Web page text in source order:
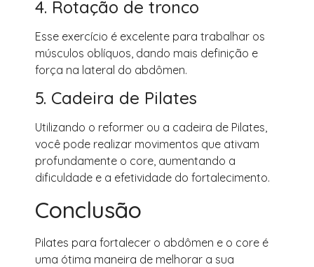
4. Rotação de tronco
Esse exercício é excelente para trabalhar os
músculos oblíquos, dando mais definição e
força na lateral do abdômen.
5. Cadeira de Pilates
Utilizando o reformer ou a cadeira de Pilates,
você pode realizar movimentos que ativam
profundamente o core, aumentando a
dificuldade e a efetividade do fortalecimento.
Conclusão
Pilates para fortalecer o abdômen e o core é
uma ótima maneira de melhorar a sua